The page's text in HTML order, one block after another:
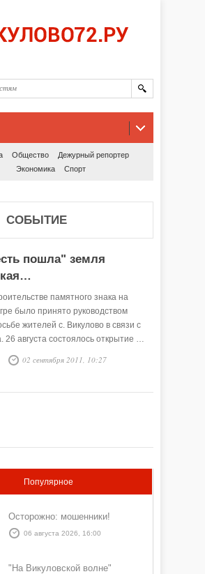
Общество
Дежурный репортер
Экономика
Спорт
СОБЫТИЕ
пошла" земля
памятного знака на
было принято руководством
жителей с. Викулово в связи с
26 августа состоялось открытие …
02 сентября 2011, 10:27
Популярное
Осторожно: мошенники!
06 августа 2026, 16:00
"На Викуловской волне"